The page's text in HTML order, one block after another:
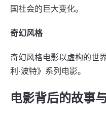
国社会的巨大变化。
奇幻风格
奇幻风格电影以虚构的世
利·波特》系列电影。
电影背后的故事